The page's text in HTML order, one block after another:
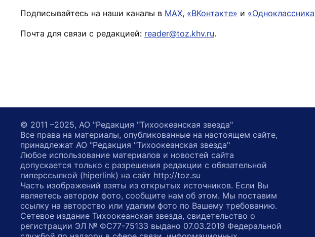
Подписывайтесь на наши каналы в MAX, «ВКонтакте» и
Почта для связи с редакцией: reader@toz.khv.ru.
© 2011 –2025, АО "Редакция "Тихоокеанская звезда"
Все права на материалы, опубликованные на настоящем сайте,
принадлежат АО "Редакция "Тихоокеанская звезда"
Любое использование материалов и новостей сайта
допускается только с разрешения редакции с обязательной
гиперссылкой (hiperlink) на сайт http://toz.su
Часть изображений взяты из открытых источников. Если Вы
являетесь автором фото, сообщите нам об этом. Мы поставим
ссылку на авторство или удалим фото по Вашему требованию.
Сетевое издание Тихоокеанская звезда, свидетельство о
регистрации ЭЛ № ФС77-75133 выдано 07.03.2019 Федеральной